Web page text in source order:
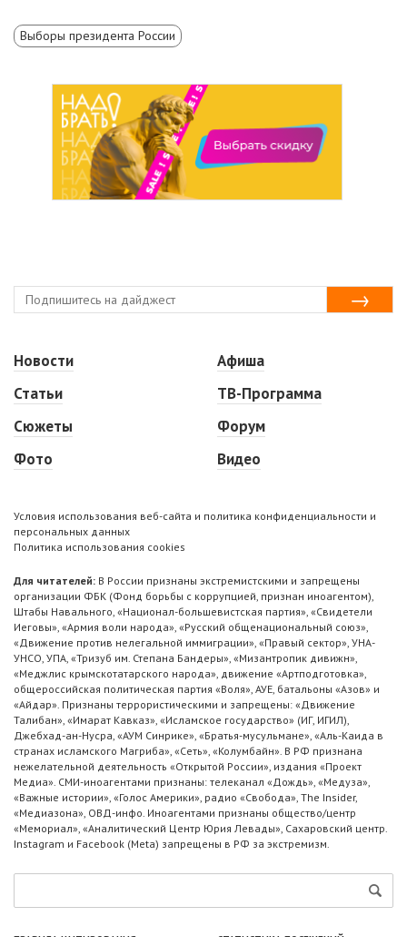
Выборы президента России
Новости
Статьи
Сюжеты
Фото
Афиша
ТВ-Программа
Форум
Видео
Условия использования веб-сайта и политика конфиденциальности и
персональных данных
Политика использования cookies
Для читателей: В России признаны экстремистскими и запрещены
организации ФБК (Фонд борьбы с коррупцией, признан иноагентом),
Штабы Навального, «Национал-большевистская партия», «Свидетели
Иеговы», «Армия воли народа», «Русский общенациональный союз»,
«Движение против нелегальной иммиграции», «Правый сектор», УНА-
УНСО, УПА, «Тризуб им. Степана Бандеры», «Мизантропик дивижн»,
«Меджлис крымскотатарского народа», движение «Артподготовка»,
общероссийская политическая партия «Воля», АУЕ, батальоны «Азов» и
«Айдар». Признаны террористическими и запрещены: «Движение
Талибан», «Имарат Кавказ», «Исламское государство» (ИГ, ИГИЛ),
Джебхад-ан-Нусра, «АУМ Синрике», «Братья-мусульмане», «Аль-Каида в
странах исламского Магриба», «Сеть», «Колумбайн». В РФ признана
нежелательной деятельность «Открытой России», издания «Проект
Медиа». СМИ-иноагентами признаны: телеканал «Дождь», «Медуза»,
«Важные истории», «Голос Америки», радио «Свобода», The Insider,
«Медиазона», ОВД-инфо. Иноагентами признаны общество/центр
«Мемориал», «Аналитический Центр Юрия Левады», Сахаровский центр.
Instagram и Facebook (Metа) запрещены в РФ за экстремизм.